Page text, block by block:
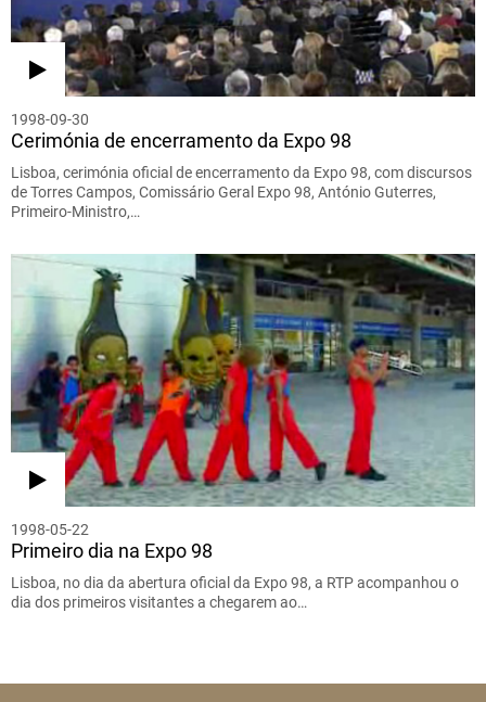
1998-09-30
Cerimónia de encerramento da Expo 98
Lisboa, cerimónia oficial de encerramento da Expo 98, com discursos
de Torres Campos, Comissário Geral Expo 98, António Guterres,
Primeiro-Ministro,…
1998-05-22
Primeiro dia na Expo 98
Lisboa, no dia da abertura oficial da Expo 98, a RTP acompanhou o
dia dos primeiros visitantes a chegarem ao…